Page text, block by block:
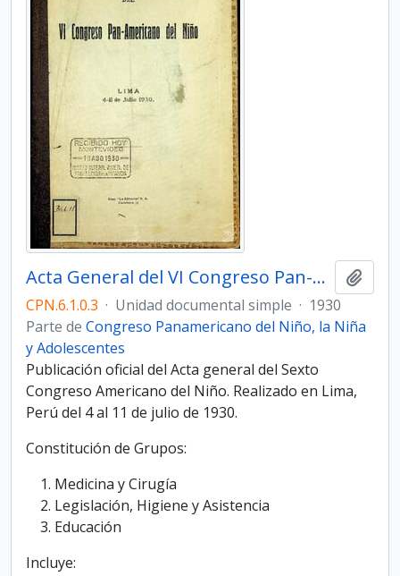
Acta General del VI Congreso Pan-Americano del Niño
CPN.6.1.0.3 · Unidad documental simple · 1930
Parte de Congreso Panamericano del Niño, la Niña
y Adolescentes
Publicación oficial del Acta general del Sexto
Congreso Americano del Niño. Realizado en Lima,
Perú del 4 al 11 de julio de 1930.
Constitución de Grupos:
Medicina y Cirugía
Legislación, Higiene y Asistencia
Educación
Incluye: